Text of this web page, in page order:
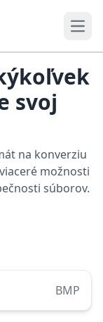
svoj
na konverziu
možnosti
súborov.
BMP